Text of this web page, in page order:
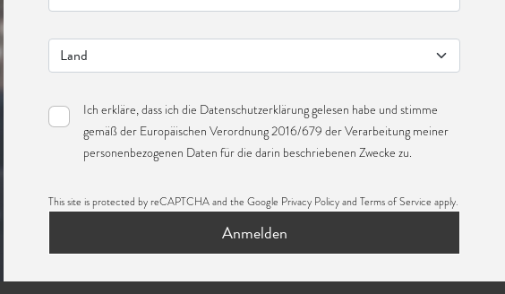
Ich erkläre, dass ich die Datenschutzerklärunggelesen habe und stimme
gemäß der Europäischen Verordnung 2016/679 der Verarbeitung meiner
personenbezogenen Daten für die darin beschriebenen Zwecke zu.
This site is protected by reCAPTCHA and the Google Privacy Policyand Terms of Service apply.
Anmelden